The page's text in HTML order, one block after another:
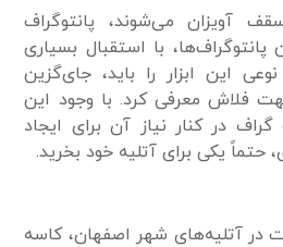
آویزان می‌شوند، پانتوگراف
پانتوگراف‌ها، با استقبال بسیاری
این ابزار را باید، جای‌گزین
فلاش معرفی کرد. با وجود این
در کنار نیاز آن برای ایجاد
حتماً یکی برای آتلیه خود بخرید.
در آتلیه‌های شهر اصفهان، کاسه